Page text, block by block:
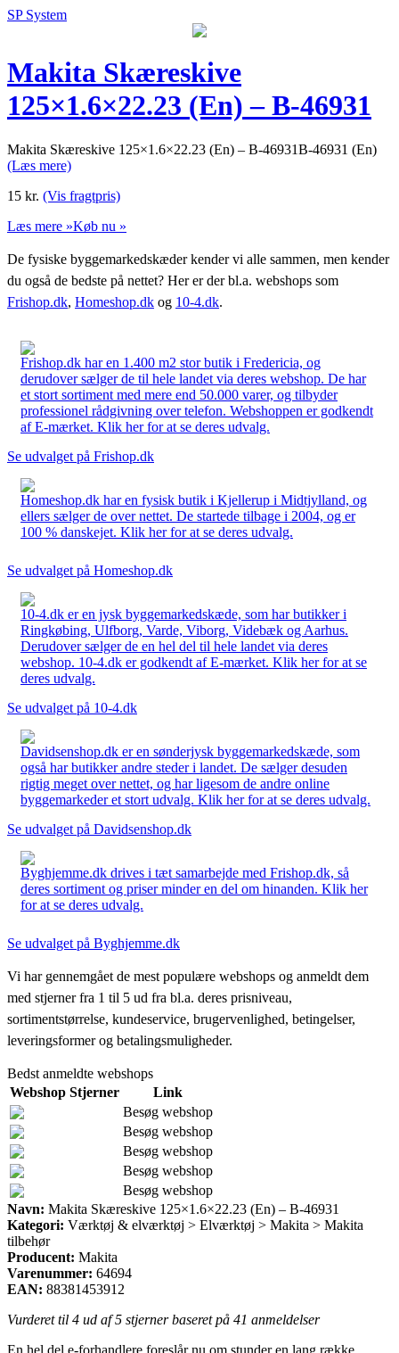
SP System
Makita Skæreskive
125×1.6×22.23 (En) – B-46931
Makita Skæreskive 125×1.6×22.23 (En) – B-46931B-46931 (En)
(Læs mere)
15 kr. (Vis fragtpris)
Læs mere »Køb nu »
De fysiske byggemarkedskæder kender vi alle sammen, men kender
du også de bedste på nettet? Her er der bl.a. webshops som
Frishop.dk, Homeshop.dk og 10-4.dk.
Frishop.dk har en 1.400 m2 stor butik i Fredericia, og
derudover sælger de til hele landet via deres webshop. De har
et stort sortiment med mere end 50.000 varer, og tilbyder
professionel rådgivning over telefon. Webshoppen er godkendt
af E-mærket. Klik her for at se deres udvalg.
Se udvalget på Frishop.dk
Homeshop.dk har en fysisk butik i Kjellerup i Midtjylland, og
ellers sælger de over nettet. De startede tilbage i 2004, og er
100 % danskejet. Klik her for at se deres udvalg.
Se udvalget på Homeshop.dk
10-4.dk er en jysk byggemarkedskæde, som har butikker i
Ringkøbing, Ulfborg, Varde, Viborg, Videbæk og Aarhus.
Derudover sælger de en hel del til hele landet via deres
webshop. 10-4.dk er godkendt af E-mærket. Klik her for at se
deres udvalg.
Se udvalget på 10-4.dk
Davidsenshop.dk er en sønderjysk byggemarkedskæde, som
også har butikker andre steder i landet. De sælger desuden
rigtig meget over nettet, og har ligesom de andre online
byggemarkeder et stort udvalg. Klik her for at se deres udvalg.
Se udvalget på Davidsenshop.dk
Byghjemme.dk drives i tæt samarbejde med Frishop.dk, så
deres sortiment og priser minder en del om hinanden. Klik her
for at se deres udvalg.
Se udvalget på Byghjemme.dk
Vi har gennemgået de mest populære webshops og anmeldt dem
med stjerner fra 1 til 5 ud fra bl.a. deres prisniveau,
sortimentstørrelse, kundeservice, brugervenlighed, betingelser,
leveringsformer og betalingsmuligheder.
Bedst anmeldte webshops
Webshop Stjerner
Link
Besøg webshop
Besøg webshop
Besøg webshop
Besøg webshop
Besøg webshop
Navn: Makita Skæreskive 125×1.6×22.23 (En) – B-46931
Kategori: Værktøj & elværktøj > Elværktøj > Makita > Makita
tilbehør
Producent: Makita
Varenummer: 64694
EAN: 88381453912
Vurderet til 4 ud af 5 stjerner baseret på 41 anmeldelser
En hel del e-forhandlere foreslår nu om stunder en lang række